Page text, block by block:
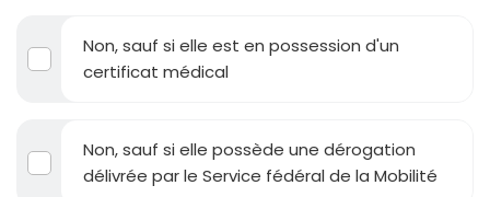
Non, sauf si elle est en possession d'un
certificat médical
Non, sauf si elle possède une dérogation
délivrée par le Service fédéral de la Mobilité